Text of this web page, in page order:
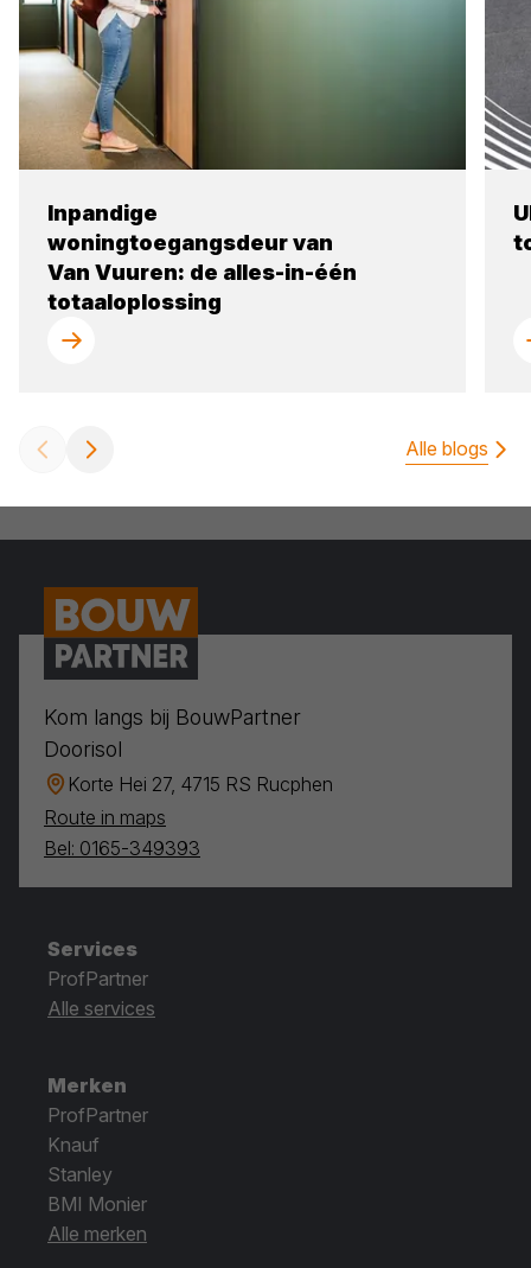
Inpandige
woningtoegangsdeur van
Van Vuuren: de alles-in-één
totaaloplossing
Alle blogs
Kom langs bij BouwPartner
Doorisol
Korte Hei 27, 4715 RS Rucphen
Route in maps
Bel: 0165-349393
Services
ProfPartner
Alle services
Merken
ProfPartner
Knauf
Stanley
BMI Monier
Alle merken